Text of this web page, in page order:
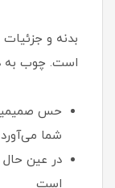
بدنه و
است. چوب به
حس
شما می‌آورد
در عین حال
است